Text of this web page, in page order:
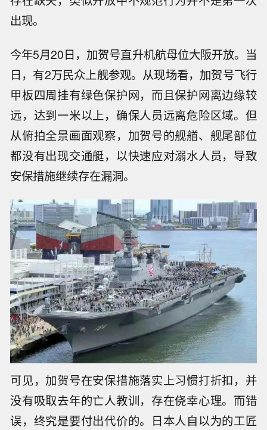
出现。
今年5月20日，加贺号直升机航母位大阪开放。当
日，有2万民众上舰参观。从现场看，加贺号飞行
甲板四周挂有绿色保护网，而且保护网离边缘较
远，达到一米以上，确保人员远离危险区域。但
从俯拍全景画面观察，加贺号的舰艏、舰尾部位
都没有出现交通艇，以快速应对溺水人员，导致
安保措施继续存在漏洞。
可见，加贺号在安保措施落实上习惯打折扣，并
没有吸取去年的亡人教训，存在侥幸心理。而错
误，终究是要付出代价的。日本人自以为的工匠